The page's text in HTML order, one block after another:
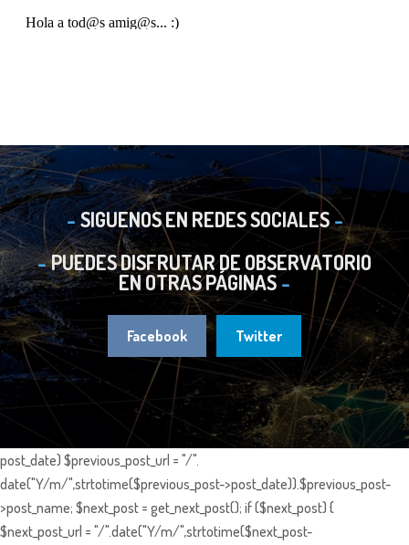
SIGUENOS EN REDES SOCIALES
PUEDES DISFRUTAR DE OBSERVATORIO
EN OTRAS PÁGINAS
Facebook Twitter
post_date) $previous_post_url = "/".
date("Y/m/",strtotime($previous_post->post_date)).$previous_post-
>post_name; $next_post = get_next_post(); if ($next_post) {
$next_post_url = "/".date("Y/m/",strtotime($next_post-